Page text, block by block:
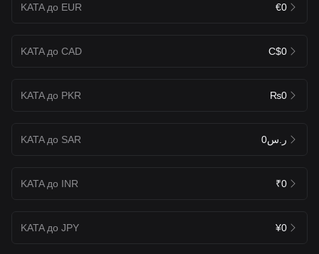
KATA до EUR €0
KATA до CAD C$0
KATA до PKR ₨0
KATA до SAR ر.س0
KATA до INR ₹0
KATA до JPY ¥0